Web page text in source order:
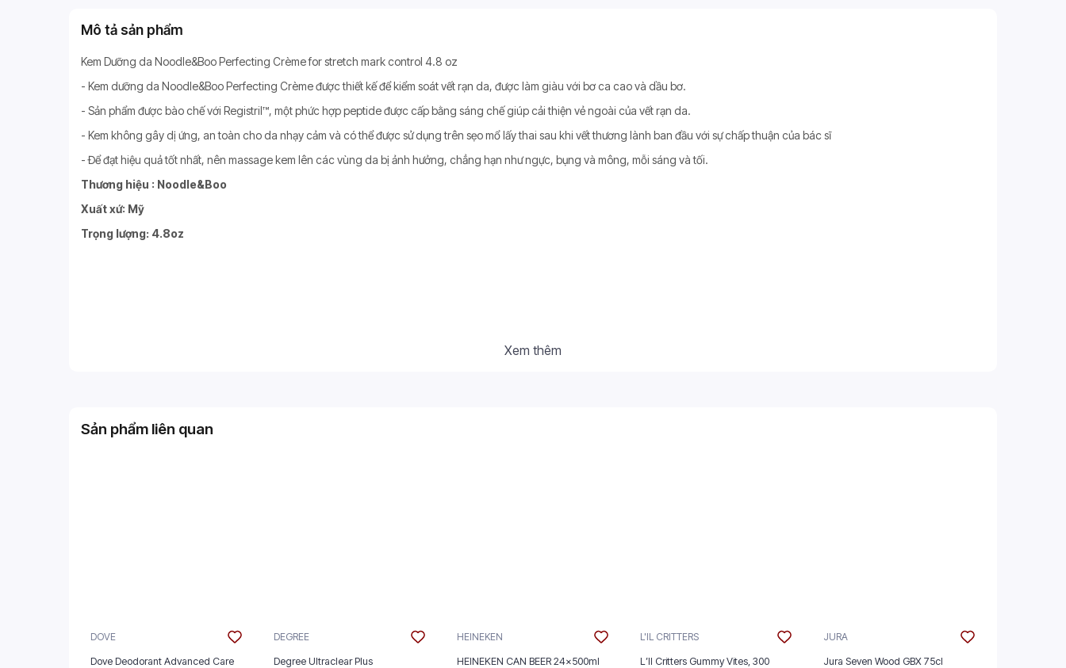
Mô tả sản phẩm
Kem Dưỡng da Noodle&Boo Perfecting Crème for stretch mark control 4.8 oz
- Kem dưỡng da Noodle&Boo Perfecting Crème được thiết kế để kiểm soát vết rạn da, được làm giàu với bơ ca cao và dầu bơ.
- Sản phẩm được bào chế với Registril™, một phức hợp peptide được cấp bằng sáng chế giúp cải thiện vẻ ngoài của vết rạn da.
- Kem không gây dị ứng, an toàn cho da nhạy cảm và có thể được sử dụng trên sẹo mổ lấy thai sau khi vết thương lành ban đầu với sự chấp thuận của bác sĩ
- Để đạt hiệu quả tốt nhất, nên massage kem lên các vùng da bị ảnh hưởng, chẳng hạn như ngực, bụng và mông, mỗi sáng và tối.
Thương hiệu : Noodle&Boo
Xuất xứ: Mỹ
Trọng lượng: 4.8oz
Xem thêm
Sản phẩm liên quan
DOVE
Dove Deodorant Advanced Care
DEGREE
Degree Ultraclear Plus
HEINEKEN
HEINEKEN CAN BEER 24x500ml
L'IL CRITTERS
L’Il Critters Gummy Vites, 300
JURA
Jura Seven Wood GBX 75cl